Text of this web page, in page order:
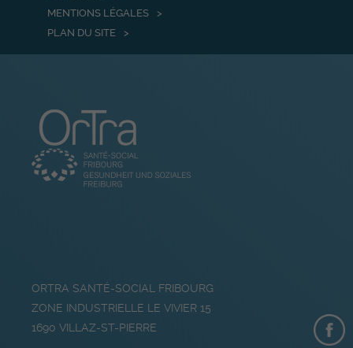
MENTIONS LÉGALES
PLAN DU SITE
ORTRA SANTÉ-SOCIAL FRIBOURG
ZONE INDUSTRIELLE LE VIVIER 15
1690 VILLAZ-ST-PIERRE